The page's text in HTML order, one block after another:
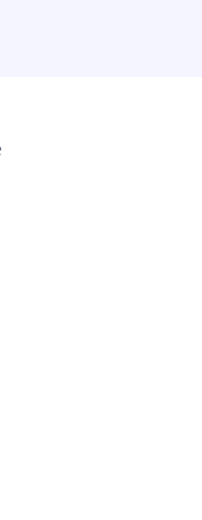
Il adapte les
meilleures solutions
du corps humain.